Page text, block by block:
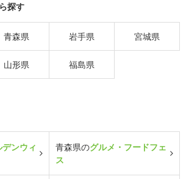
探す
青森県 岩手県 宮城県
山形県 福島県
ンウィ
青森県のグルメ・フードフェ
ス